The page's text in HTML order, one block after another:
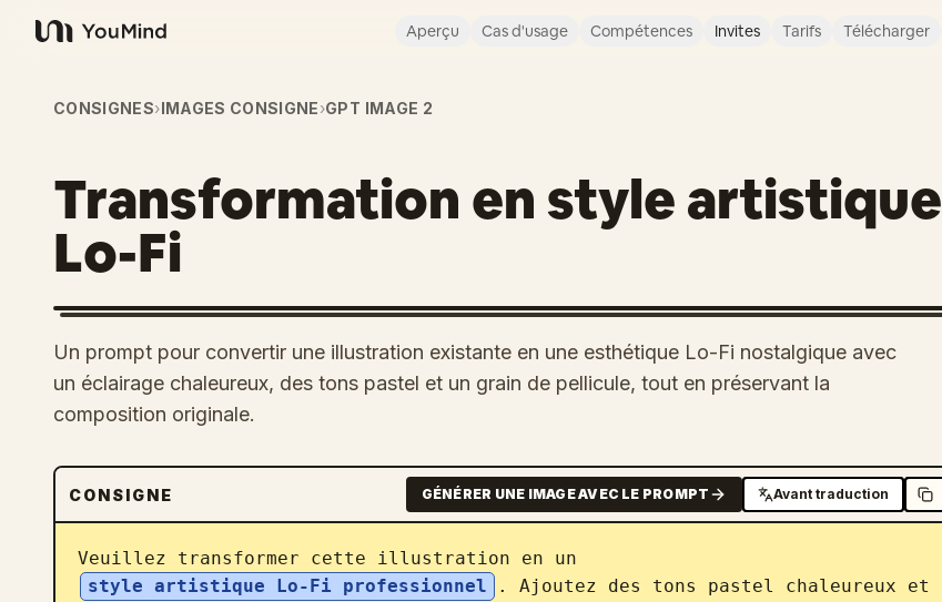
YouMind
Aperçu Cas d'usage Compétences Invites Tarifs Télécharger
CONSIGNES›IMAGES CONSIGNE›GPT IMAGE 2
Transformation en style artistique
Lo-Fi
Un prompt pour convertir une illustration existante en une esthétique Lo-Fi nostalgique avec
un éclairage chaleureux, des tons pastel et un grain de pellicule, tout en préservant la
composition originale.
CONSIGNE GÉNÉRER UNE IMAGE AVEC LE PROMPT Avant traduction
Veuillez transformer cette illustration en un
style artistique Lo-Fi professionnel
. Ajoutez des tons pastel chaleureux et